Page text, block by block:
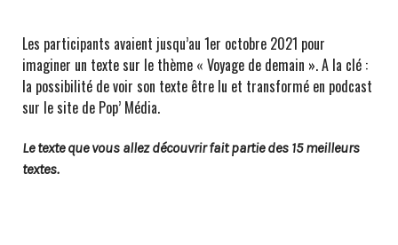
Les participants avaient jusqu’au 1er octobre 2021 pour
imaginer un texte sur le thème « Voyage de demain ». A la clé :
la possibilité de voir son texte être lu et transformé en podcast
sur le site de Pop’ Média.
Le texte que vous allez découvrir fait partie des 15 meilleurs
textes.